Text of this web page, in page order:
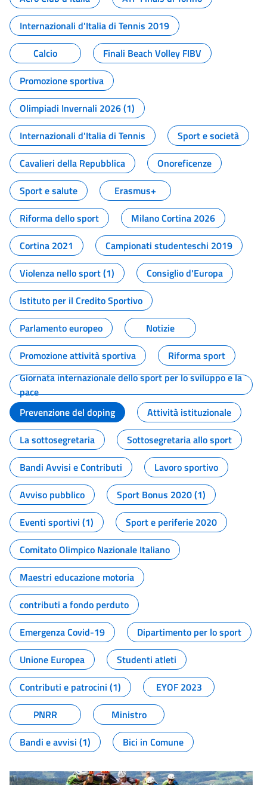
Internazionali d'Italia di Tennis 2019
Calcio
Finali Beach Volley FIBV
Promozione sportiva
Olimpiadi Invernali 2026 (1)
Internazionali d'Italia di Tennis
Sport e società
Cavalieri della Repubblica
Onoreficenze
Sport e salute
Erasmus+
Riforma dello sport
Milano Cortina 2026
Cortina 2021
Campionati studenteschi 2019
Violenza nello sport (1)
Consiglio d'Europa
Istituto per il Credito Sportivo
Parlamento europeo
Notizie
Promozione attività sportiva
Riforma sport
Giornata internazionale dello sport per lo sviluppo e la
pace
Prevenzione del doping
Attività istituzionale
La sottosegretaria
Sottosegretaria allo sport
Bandi Avvisi e Contributi
Lavoro sportivo
Avviso pubblico
Sport Bonus 2020 (1)
Eventi sportivi (1)
Sport e periferie 2020
Comitato Olimpico Nazionale Italiano
Maestri educazione motoria
contributi a fondo perduto
Emergenza Covid-19
Dipartimento per lo sport
Unione Europea
Studenti atleti
Contributi e patrocini (1)
EYOF 2023
PNRR
Ministro
Bandi e avvisi (1)
Bici in Comune